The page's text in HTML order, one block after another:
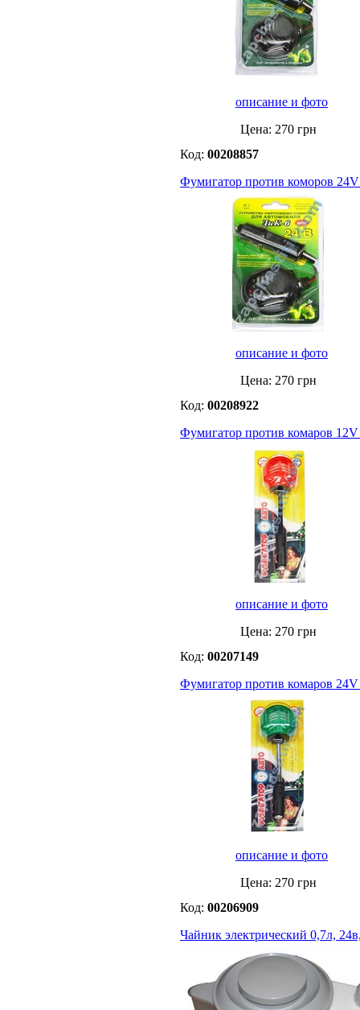
описание и фото
Цена: 270грн
Код: 00208857
Фумигатор против коморов
описание и фото
Цена: 270грн
Код: 00208922
Фумигатор против комаров
описание и фото
Цена: 270грн
Код: 00207149
Фумигатор против комаров
описание и фото
Цена: 270грн
Код: 00206909
Чайник электрический 0,7л,